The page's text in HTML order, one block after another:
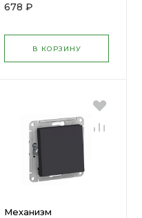
SchE ( 1240528 )
678 ₽
В КОРЗИНУ
Механизм